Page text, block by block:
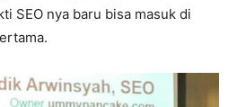
SEO nya baru bisa masuk di